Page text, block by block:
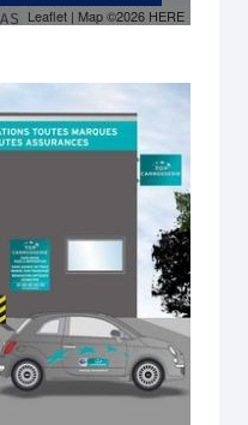
Leaflet | Map ©2026 HERE